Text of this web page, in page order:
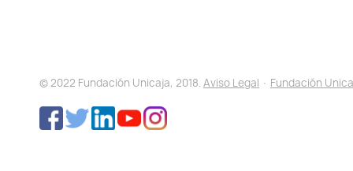
© 2022 Fundación Unicaja, 2018.Aviso Legal · Fundación